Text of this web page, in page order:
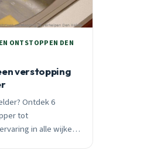
ONTSTOPPEN DEN
verstopping
Ontdek 6
tot
in alle wijken,